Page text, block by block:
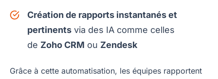
Création de rapports instantanés et
pertinents via des IA comme celles
de Zoho CRM ou Zendesk
Grâce à cette automatisation, les équipes rapportent